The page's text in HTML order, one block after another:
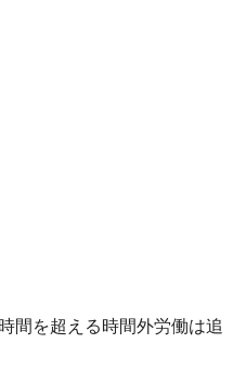
間を超える時間外労働は追